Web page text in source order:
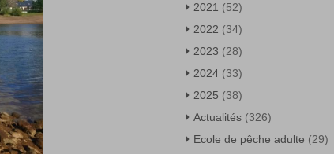
2021 (52)
2022 (34)
2023 (28)
2024(33)
2025 (38)
Actualités(326)
Ecole de pêche adulte (29)